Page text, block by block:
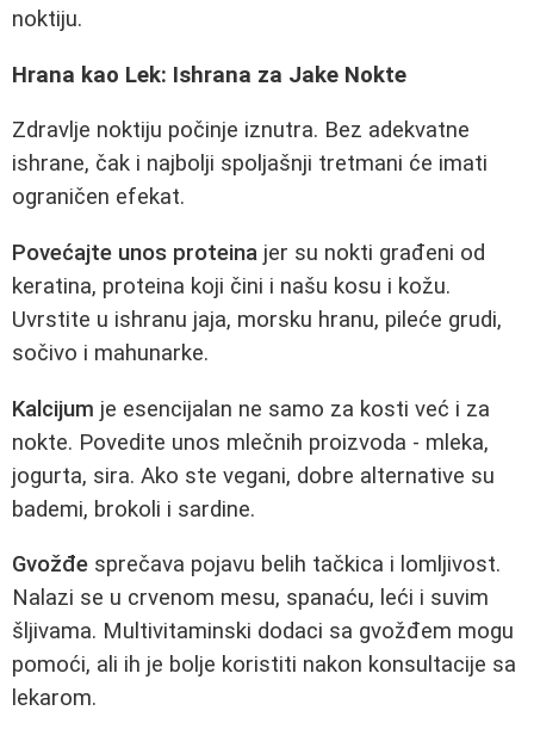
noktiju.
Hrana kao Lek: Ishrana za Jake Nokte
Zdravlje noktiju počinje iznutra. Bez adekvatne
ishrane, čak i najbolji spoljašnji tretmani će imati
ograničen efekat.
Povećajte unos proteina jer su nokti građeni od
keratina, proteina koji čini i našu kosu i kožu.
Uvrstite u ishranu jaja, morsku hranu, pileće grudi,
sočivo i mahunarke.
Kalcijum je esencijalan ne samo za kosti već i za
nokte. Povedite unos mlečnih proizvoda - mleka,
jogurta, sira. Ako ste vegani, dobre alternative su
bademi, brokoli i sardine.
Gvožđe sprečava pojavu belih tačkica i lomljivost.
Nalazi se u crvenom mesu, spanaću, leći i suvim
šljivama. Multivitaminski dodaci sa gvožđem mogu
pomoći, ali ih je bolje koristiti nakon konsultacije sa
lekarom.